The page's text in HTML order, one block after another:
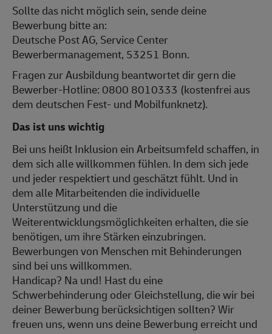
Sollte das nicht möglich sein, sende deine
Bewerbung bitte an:
Deutsche Post AG, Service Center
Bewerbermanagement, 53251 Bonn.
Fragen zur Ausbildung beantwortet dir gern die
Bewerber-Hotline: 0800 8010333 (kostenfrei aus
dem deutschen Fest- und Mobilfunknetz).
Das ist uns wichtig
Bei uns heißt Inklusion ein Arbeitsumfeld schaffen, in
dem sich alle willkommen fühlen. In dem sich jede
und jeder respektiert und geschätzt fühlt. Und in
dem alle Mitarbeitenden die individuelle
Unterstützung und die
Weiterentwicklungsmöglichkeiten erhalten, die sie
benötigen, um ihre Stärken einzubringen.
Bewerbungen von Menschen mit Behinderungen
sind bei uns willkommen.
Handicap? Na und! Hast du eine
Schwerbehinderung oder Gleichstellung, die wir bei
deiner Bewerbung berücksichtigen sollten? Wir
freuen uns, wenn uns deine Bewerbung erreicht und